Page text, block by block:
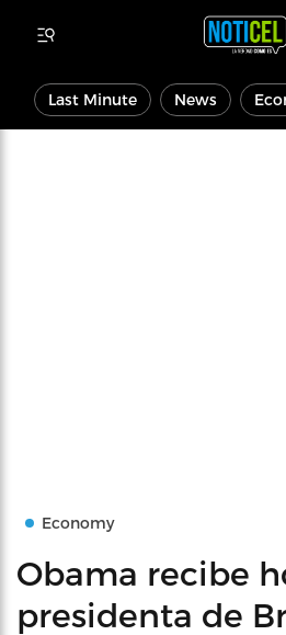
Last Minute News
Economy
Obama recibe
presidenta de